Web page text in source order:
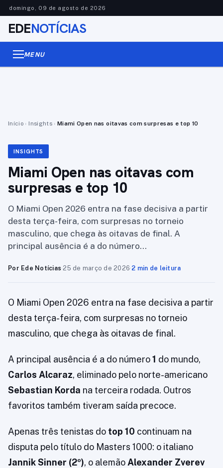
domingo, 09 de agosto de 2026
EDENOTÍCIAS
MENU
Início › Insights › Miami Open nas oitavas com surpresas e top 10
INSIGHTS
Miami Open nas oitavas com
surpresas e top 10
O Miami Open 2026 entra na fase decisiva a partir
desta terça-feira, com surpresas no torneio
masculino, que chega às oitavas de final. A
principal ausência é a do número…
Por Ede Notícias·25 de março de 2026·2 min de leitura
O Miami Open 2026 entra na fase decisiva a partir
desta terça-feira, com surpresas no torneio
masculino, que chega às oitavas de final.
A principal ausência é a do número1 do mundo,
Carlos Alcaraz, eliminado pelo norte-americano
Sebastian Korda na terceira rodada. Outros
favoritos também tiveram saída precoce.
Apenas três tenistas do top 10 continuam na
disputa pelo título do Masters 1000: o italiano
Jannik Sinner (2º), o alemão Alexander Zverev